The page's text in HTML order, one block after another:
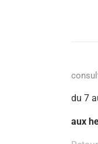
du 7
aux